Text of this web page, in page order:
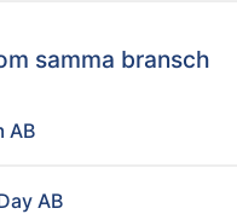
samma bransch
AB
AB